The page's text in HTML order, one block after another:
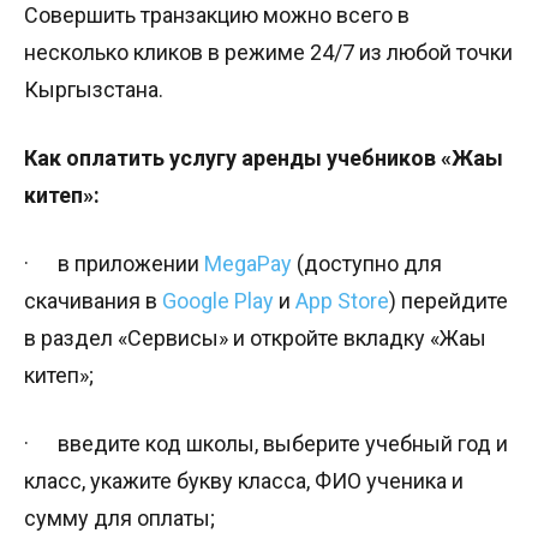
Совершить транзакцию можно всего в
несколько кликов в режиме 24/7 из любой точки
Кыргызстана.
Как оплатить услугу аренды учебников «Жаңы
китеп»:
·​ ​ ​ ​ ​ ​ ​в приложении MegaPay (доступно для
скачивания в Google Play и App Store) перейдите
в раздел «Сервисы» и откройте вкладку «Жаңы
китеп»;
·​ ​ ​ ​ ​ ​ ​введите код школы, выберите учебный год и
класс,​ укажите букву класса, ФИО ученика и
сумму для оплаты;